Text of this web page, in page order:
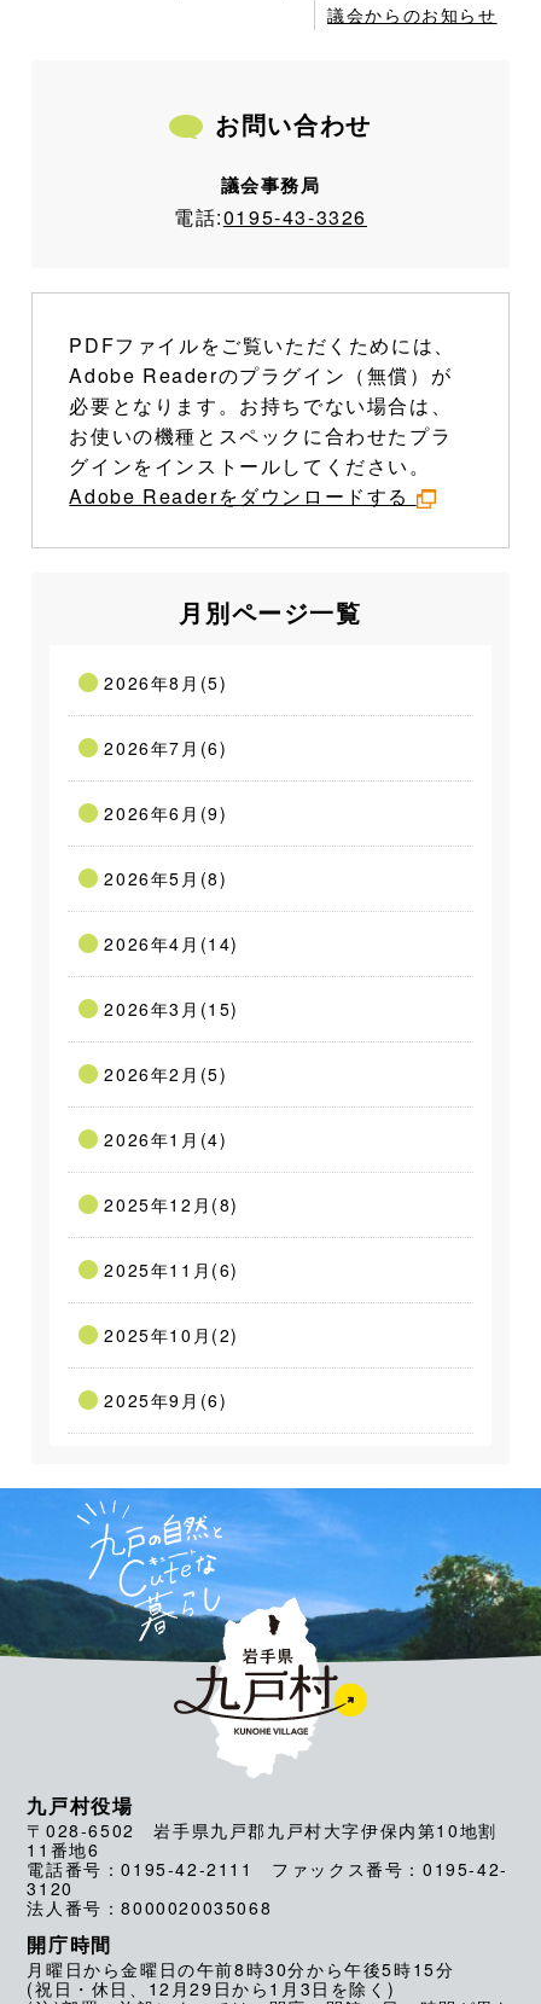
議会からのお知らせ
お問い合わせ
議会事務局
電話:0195-43-3326
PDFファイルをご覧いただくためには、
Adobe Readerのプラグイン（無償）が
必要となります。お持ちでない場合は、
お使いの機種とスペックに合わせたプラ
グインをインストールしてください。
Adobe Readerをダウンロードする
月別ページ一覧
2026年8月(5)
2026年7月(6)
2026年6月(9)
2026年5月(8)
2026年4月(14)
2026年3月(15)
2026年2月(5)
2026年1月(4)
2025年12月(8)
2025年11月(6)
2025年10月(2)
2025年9月(6)
九戸村役場
〒028-6502 岩手県九戸郡九戸村大字伊保内第10地割
11番地6
電話番号：0195-42-2111 ファックス番号：0195-42-
3120
法人番号：8000020035068
開庁時間
月曜日から金曜日の午前8時30分から午後5時15分
(祝日・休日、12月29日から1月3日を除く)